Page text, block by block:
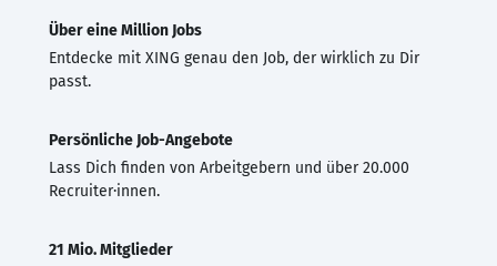
Über eine Million Jobs
Entdecke mit XING genau den Job, der wirklich zu Dir
passt.
Persönliche Job-Angebote
Lass Dich finden von Arbeitgebern und über 20.000
Recruiter·innen.
21 Mio. Mitglieder